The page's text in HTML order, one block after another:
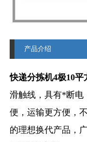
产品介绍
快递分拣机4极10
滑触线，具有*断电
便，运输更方便，
的理想换代产品，